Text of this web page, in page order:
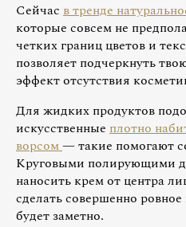
Сейчас в тренде
которые совсем не
четких границ цветов и
позволяет подчеркнуть
эффект отсутствия
Для жидких продуктов
искусственные плотно
ворсом— такие помогают
Круговыми полирующими
наносить крем от центра
сделать совершенно
будет заметно.